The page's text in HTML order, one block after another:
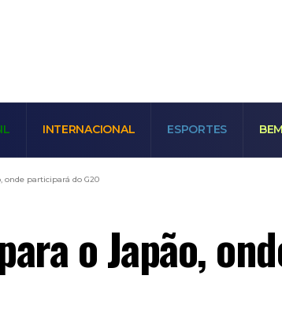
INTERNACIONAL ESPORTES
onde participará do G20
o Japão,